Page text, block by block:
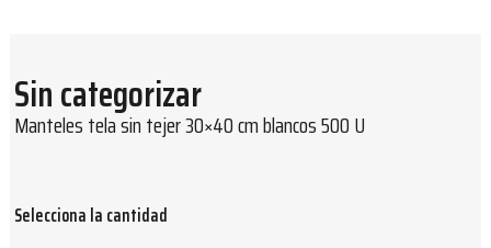
Sin categorizar
Manteles tela sin tejer 30×40 cm blancos 500 U
Selecciona la cantidad